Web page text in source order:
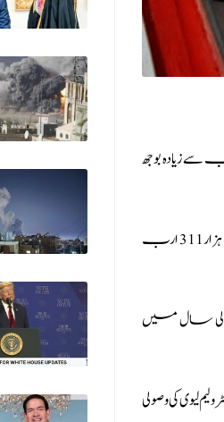
کا سب سے زیادہ بوجھ
عالمی مالیاتی فنڈ (آئی ایم ایف) کی رپورٹ کے مطابق نئے مالی سال کے لیے پیٹرولیم لیوی کی وصولی کا تخمینہ ایک ہزار 311 ارب
مالی سال میں
میں آئندہ مالی سال 26-2025 کے لیے پیٹرولیم لیوی کی وصولی